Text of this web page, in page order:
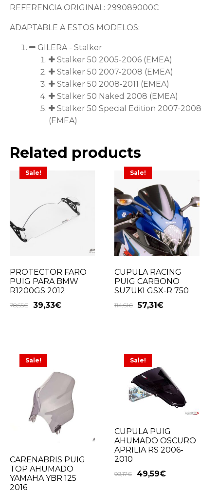
REFERENCIA ORIGINAL: 299089000C
ADAPTABLE A ESTOS MODELOS:
GILERA - Stalker
Stalker 50 2005-2006 (EMEA)
Stalker 50 2007-2008 (EMEA)
Stalker 50 2008-2011 (EMEA)
Stalker 50 Naked 2008 (EMEA)
Stalker 50 Special Edition 2007-2008
(EMEA)
Related products
Sale!
PROTECTOR FARO
PUIG PARA BMW
R1200GS 2012
78,65€ 39,33€
Sale!
CUPULA RACING
PUIG CARBONO
SUZUKI GSX-R 750
114,61€ 57,31€
Sale!
CARENABRIS PUIG
TOP AHUMADO
YAMAHA YBR 125
2016
Sale!
CUPULA PUIG
AHUMADO OSCURO
APRILIA RS 2006-
2010
99,17€ 49,59€